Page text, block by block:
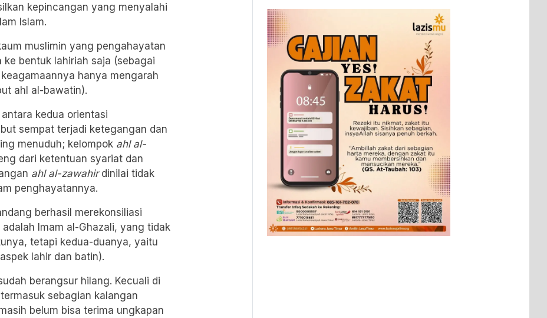
kepincangan yang menyalahi
Islam.
muslimin yang pengahayatan
bentuk lahiriah saja (sebagai
hanya mengarah
ahl al-bawatin).
kedua orientasi
sempat terjadi ketegangan dan
menuduh; kelompok ahl al-
dari ketentuan syariat dan
ahl al-zawahirdinilai tidak
penghayatannya.
berhasil merekonsiliasi
Imam al-Ghazali, yang tidak
tetapi kedua-duanya, yaitu
lahir dan batin).
berangsur hilang. Kecuali di
sebagian kalangan
belum bisa terima ungkapan